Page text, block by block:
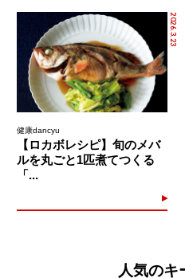
2026.3.23
健康dancyu
【ロカボレシピ】旬のメバ
ルを丸ごと1匹煮てつくる
「...
人気のキ